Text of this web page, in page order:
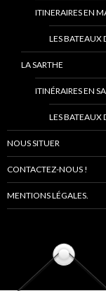
ITINERAIRES EN
LES BATEAUX
LA SARTHE
ITINÉRAIRES EN
LES BATEAUX
NOUS SITUER
CONTACTEZ-NOUS !
MENTIONS LÉGALES.